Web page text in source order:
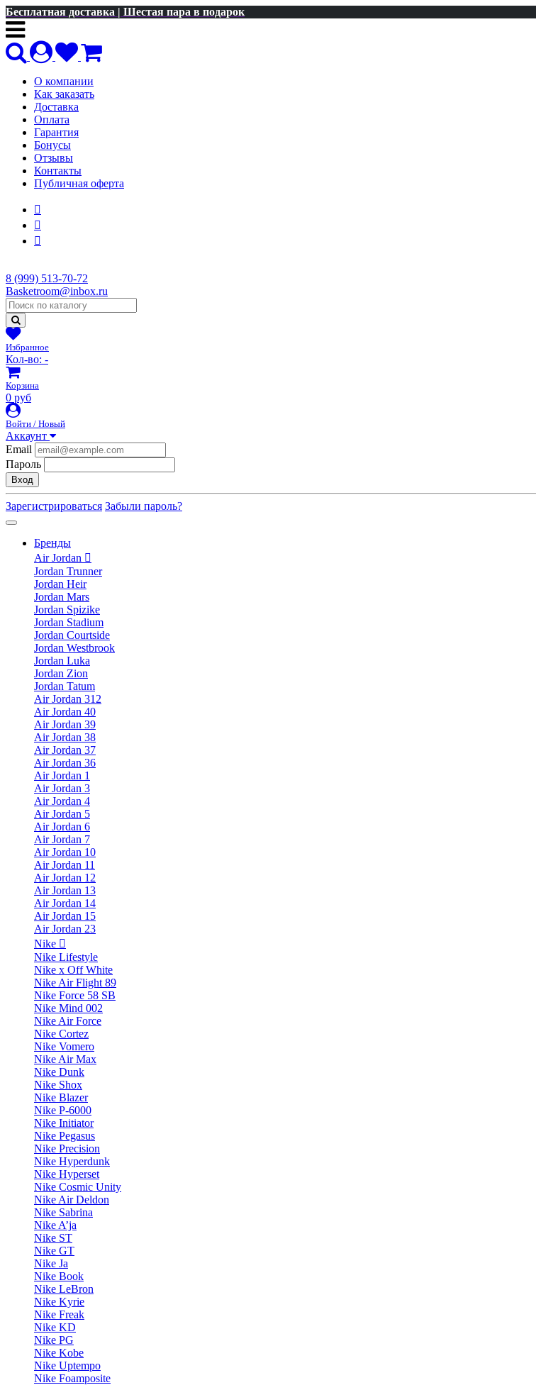
Бесплатная доставка | Шестая пара в подарок
О компании
Как заказать
Доставка
Оплата
Гарантия
Бонусы
Отзывы
Контакты
Публичная оферта
8 (999) 513-70-72
Basketroom@inbox.ru
Избранное
Кол-во: -
Корзина
0 руб
Войти / Новый
Аккаунт
Email
Пароль
Вход
Зарегистрироваться Забыли пароль?
Бренды
Air Jordan
Jordan Trunner
Jordan Heir
Jordan Mars
Jordan Spizike
Jordan Stadium
Jordan Courtside
Jordan Westbrook
Jordan Luka
Jordan Zion
Jordan Tatum
Air Jordan 312
Air Jordan 40
Air Jordan 39
Air Jordan 38
Air Jordan 37
Air Jordan 36
Air Jordan 1
Air Jordan 3
Air Jordan 4
Air Jordan 5
Air Jordan 6
Air Jordan 7
Air Jordan 10
Air Jordan 11
Air Jordan 12
Air Jordan 13
Air Jordan 14
Air Jordan 15
Air Jordan 23
Nike
Nike Lifestyle
Nike x Off White
Nike Air Flight 89
Nike Force 58 SB
Nike Mind 002
Nike Air Force
Nike Cortez
Nike Vomero
Nike Air Max
Nike Dunk
Nike Shox
Nike Blazer
Nike P-6000
Nike Initiator
Nike Pegasus
Nike Precision
Nike Hyperdunk
Nike Hyperset
Nike Cosmic Unity
Nike Air Deldon
Nike Sabrina
Nike A’ja
Nike ST
Nike GT
Nike Ja
Nike Book
Nike LeBron
Nike Kyrie
Nike Freak
Nike KD
Nike PG
Nike Kobe
Nike Uptempo
Nike Foamposite